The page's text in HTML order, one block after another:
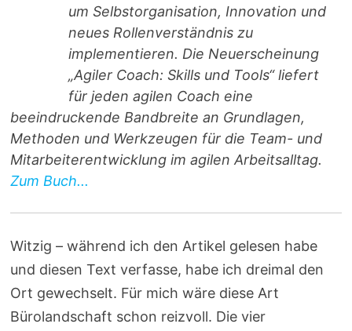
um Selbstorganisation, Innovation und
neues Rollenverständnis zu
implementieren. Die Neuerscheinung
„Agiler Coach: Skills und Tools“ liefert
für jeden agilen Coach eine
beeindruckende Bandbreite an Grundlagen,
Methoden und Werkzeugen für die Team- und
Mitarbeiterentwicklung im agilen Arbeitsalltag.
Zum Buch...
Witzig – während ich den Artikel gelesen habe
und diesen Text verfasse, habe ich dreimal den
Ort gewechselt. Für mich wäre diese Art
Bürolandschaft schon reizvoll. Die vier